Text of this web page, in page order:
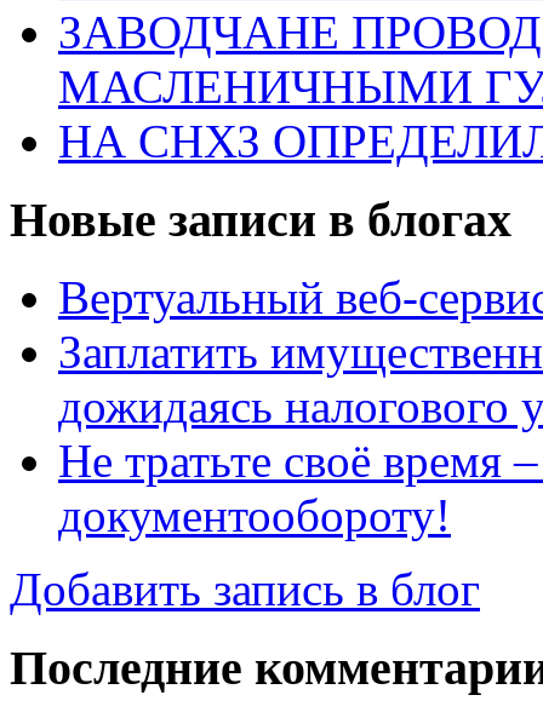
ЗАВОДЧАНЕ
МАСЛЕНИЧНЫМИ
НА СНХЗ
Новые записи в блогах
Вертуальный веб-
Заплатить
дожидаясь налогового
Не тратьте своё время
документообороту!
Добавить запись в блог
Последние